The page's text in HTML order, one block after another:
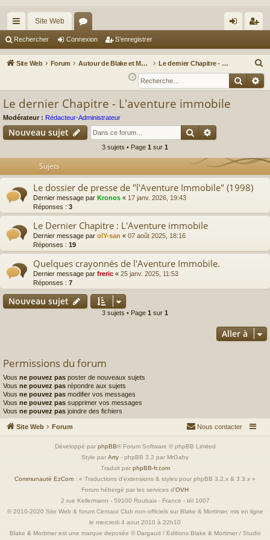
cc
ès
Site Web
or
u ne
xi
nr
eg
Rechercher Connexion S’enregistrer
Site Web Forum Autour de Blake et Mortimer : Le nouveau chapitre / Un autre regard sur Blake et Mortimer Le dernier Chapitre - L'aventure immobile
e
c
Le dernier Chapitre - L'aventure immobile
Modérateur : Rédacteur-Administrateur
Nouveau sujet Rechercher
3 sujets • Page 1 sur 1
Sujets
Le dossier de presse de "l'Aventure Immobile" (1998)
Dernier message par Kronos « 17 janv. 2026, 19:43
Réponses : 3
Le Dernier Chapitre : L'Aventure immobile
Dernier message par olY-san « 07 août 2025, 18:16
Réponses : 19
Quelques crayonnés de l'Aventure Immobile.
Dernier message par freric « 25 janv. 2025, 11:53
Réponses : 7
Nouveau sujet
3 sujets • Page 1 sur 1
Aller à
Permissions du forum
Vous ne pouvez pas poster de nouveaux sujets
Vous ne pouvez pas répondre aux sujets
Vous ne pouvez pas modifier vos messages
Vous ne pouvez pas supprimer vos messages
Vous ne pouvez pas joindre des fichiers
Site Web Forum Nous contacter
Développé par phpBB® Forum Software © phpBB Limited
Style par Arty - phpBB 3.2 par MrGaby
Traduit par phpBB-fr.com
Communauté EzCom : « Traductions d'extensions & styles pour phpBB 3.2.x & 3.3.x »
Forum hébergé par les services d’OVH
2 rue Kellermann - 59100 Roubaix - France - tél 1007
© 2010-2020 Site Web & forum Centaur Club non-officiels sur Blake & Mortimer, mis en ligne
le mercredi 4 aout 2010 à 22h10
Blake & Mortimer est une marque deposée © Dargaud / Editions Blake & Mortimer / Studio